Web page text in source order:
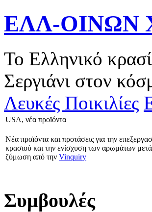
ΕΛΛ-ΟΙΝΩΝ
Το Ελληνικό
Σεργιάνι στον
Λευκές Ποικιλίες
USA, νέα προïόντα
Νέα προïόντα και προτάσεις για την
κρασιού και την ενίσχυση των αρωμάτων
ζύμωση από την Vinquiry
Συμβουλές